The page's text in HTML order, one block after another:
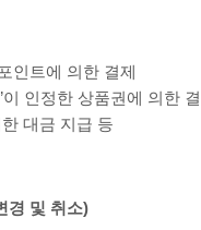
인트에 의한 결제
이 인정한 상품권에 의한
대금 지급 등
경 및 취소)